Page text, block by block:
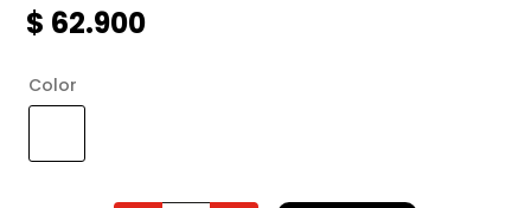
$ 62.900
Color